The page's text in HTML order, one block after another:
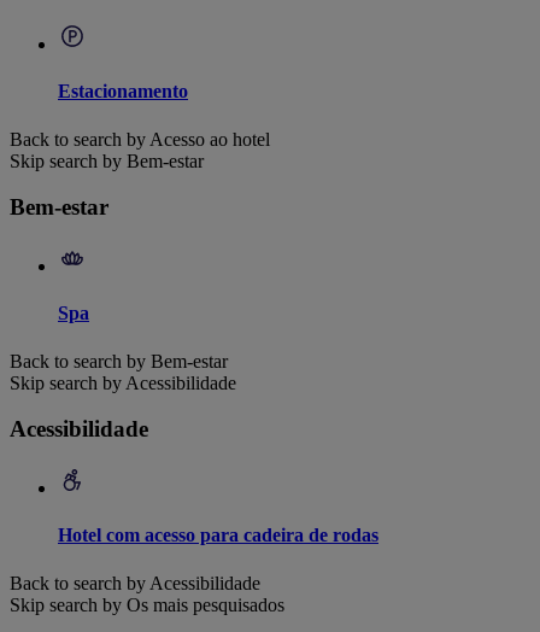
Estacionamento
Back to search by Acesso ao hotel
Skip search by Bem-estar
Bem-estar
Spa
Back to search by Bem-estar
Skip search by Acessibilidade
Acessibilidade
Hotel com acesso para cadeira de rodas
Back to search by Acessibilidade
Skip search by Os mais pesquisados